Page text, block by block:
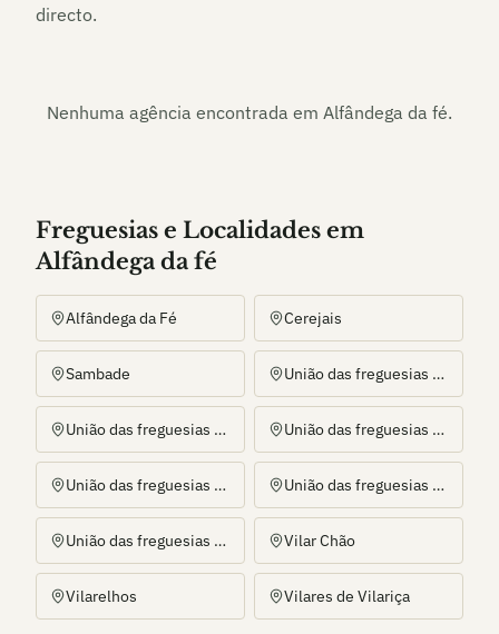
directo.
Nenhuma agência encontrada em Alfândega da fé.
Freguesias e Localidades em
Alfândega da fé
Alfândega da Fé Cerejais
Sambade União das freguesias de Agrobom, Saldonha e Vale Pereiro
União das freguesias de Eucisia, Gouveia e Valverde União das freguesias de Ferradosa e Sendim da Serra
União das freguesias de Gebelim e Soeima União das freguesias de Parada e Sendim da Ribeira
União das freguesias de Pombal e Vales Vilar Chão
Vilarelhos Vilares de Vilariça